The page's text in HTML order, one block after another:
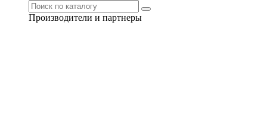
Производители и партнеры